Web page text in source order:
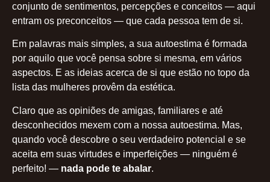
conjunto de sentimentos, percepções e conceitos — aqui
entram os preconceitos — que cada pessoa tem de si.
Em palavras mais simples, a sua autoestima é formada
por aquilo que você pensa sobre si mesma, em vários
aspectos. E as ideias acerca de si que estão no topo da
lista das mulheres provêm da estética.
Claro que as opiniões de amigas, familiares e até
desconhecidos mexem com a nossa autoestima. Mas,
quando você descobre o seu verdadeiro potencial e se
aceita em suas virtudes e imperfeições — ninguém é
perfeito! — nada pode te abalar.